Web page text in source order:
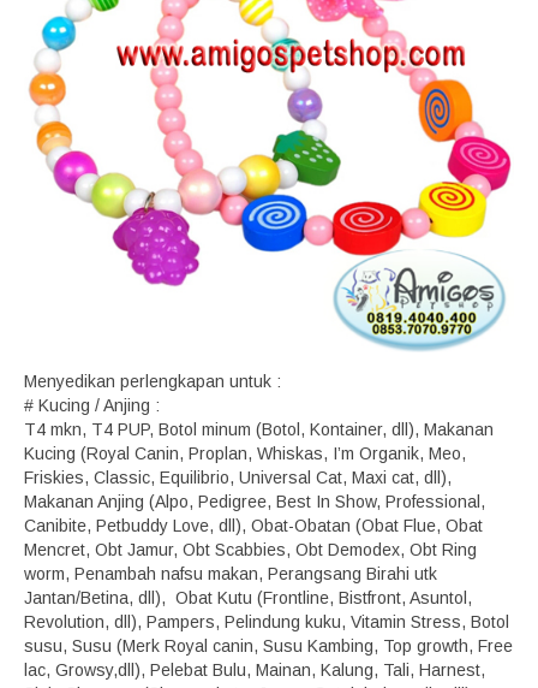
Menyedikan perlengkapan untuk :
# Kucing / Anjing :
T4 mkn, T4 PUP, Botol minum (Botol, Kontainer, dll), Makanan
Kucing (Royal Canin, Proplan, Whiskas, I’m Organik, Meo,
Friskies, Classic, Equilibrio, Universal Cat, Maxi cat, dll),
Makanan Anjing (Alpo, Pedigree, Best In Show, Professional,
Canibite, Petbuddy Love, dll), Obat-Obatan (Obat Flue, Obat
Mencret, Obt Jamur, Obt Scabbies, Obt Demodex, Obt Ring
worm, Penambah nafsu makan, Perangsang Birahi utk
Jantan/Betina, dll), Obat Kutu (Frontline, Bistfront, Asuntol,
Revolution, dll), Pampers, Pelindung kuku, Vitamin Stress, Botol
susu, Susu (Merk Royal canin, Susu Kambing, Top growth, Free
lac, Growsy,dll), Pelebat Bulu, Mainan, Kalung, Tali, Harnest,